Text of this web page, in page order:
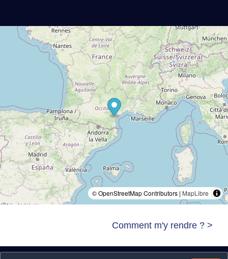
© OpenStreetMap Contributors | MapLibre
Comment m'y rendre ? >